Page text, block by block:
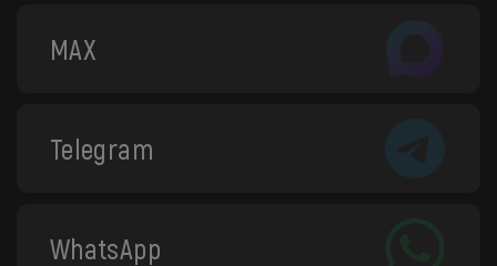
MAX
Telegram
WhatsApp